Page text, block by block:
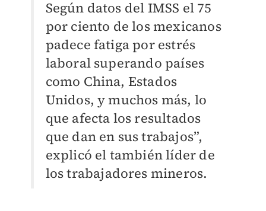
Según datos del IMSS el 75
por ciento de los mexicanos
padece fatiga por estrés
laboral superando países
como China, Estados
Unidos, y muchos más, lo
que afecta los resultados
que dan en sus trabajos”,
explicó el también líder de
los trabajadores mineros.